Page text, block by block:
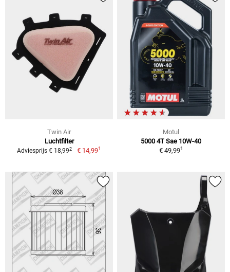
Twin Air
Luchtfilter
Adviesprijs € 18,992 € 14,991
Motul
5000 4T Sae 10W-40
€ 49,991